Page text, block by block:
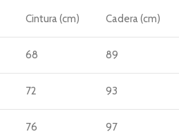
Cintura (cm) Cadera (cm)
68 89
72 93
76 97